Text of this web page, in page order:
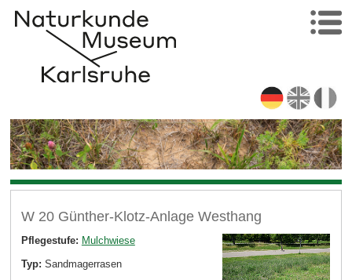
W 20 Günther-Klotz-Anlage Westhang
Pflegestufe: Mulchwiese
Typ: Sandmagerrasen